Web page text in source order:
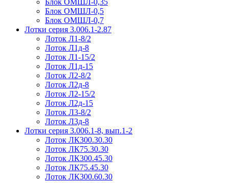
Блок ОМШЛ-0,35
Блок ОМШЛ-0,5
Блок ОМШЛ-0,7
Лотки серия 3.006.1-2.87
Лоток Л1-8/2
Лоток Л1д-8
Лоток Л1-15/2
Лоток Л1д-15
Лоток Л2-8/2
Лоток Л2д-8
Лоток Л2-15/2
Лоток Л2д-15
Лоток Л3-8/2
Лоток Л3д-8
Лотки серия 3.006.1-8, вып.1-2
Лоток ЛК300.30.30
Лоток ЛК75.30.30
Лоток ЛК300.45.30
Лоток ЛК75.45.30
Лоток ЛК300.60.30